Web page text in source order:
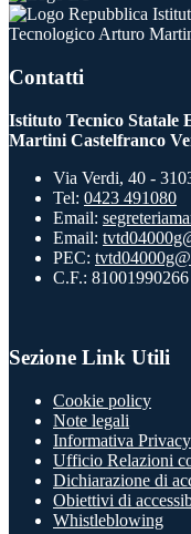
Tecnologico Arturo
Contatti
Istituto Tecnico Statale
Martini Castelfranco
Via Verdi, 40 -
Tel: 0423 491080
Email:
Email:
PEC:
C.F.: 81001990266
Sezione Link Utili
Cookie policy
Note legali
Informativa Privacy
Ufficio Relazioni
Dichiarazione di
Obiettivi di
Whistleblowing